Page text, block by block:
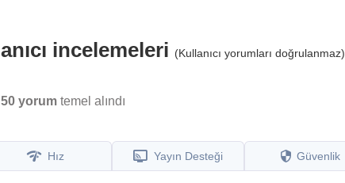
incelemeleri (Kullanıcı yorumları doğrulanmaz)
50 yorum temel alındı
Hız Yayın Desteği Güvenlik